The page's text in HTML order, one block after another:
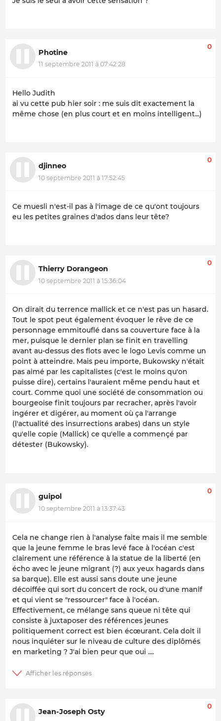
Photine
11 septembre 2011 à 07:42:28
0
Hello Judith
ai vu cette pub hier soir : me suis dit exactement la
même chose (en plus court et en moins intelligent...)
djinneo
10 septembre 2011 à 17:52:45
0
Ce muesli n'est-il pas à l'image de ce qu'ont toujours
eu les petites graines d'ados dans leur tête?
Thierry Dorangeon
10 septembre 2011 à 15:36:04
0
On dirait du terrence mallick et ce n'est pas un hasard.
Tout le spot peut également évoquer le rêve de ce
personnage emmitouflé dans sa couverture face à la
mer, puisque le dernier plan se finit en travelling
avant au-dessus des flots avec le logo Levis comme un
point à atteindre. Mais peu importe, Bukowsky n'était
pas aimé par les capitalistes (c'est le moins qu'on
puisse dire), certains l'auraient même pendu haut et
court. Comme quoi une société de consommation ou
bourgeoise finit toujours par recracher, après l'avoir
ingérer et digérer, au moment où ça l'arrange
(l'actualité des insurrections arabes) dans un style
qu'elle copie (Mallick) ce qu'elle a commençé par
détester (Bukowsky).
guipol
10 septembre 2011 à 13:37:43
0
Cela ne change rien à l'analyse faite mais il me semble
que la jeune femme le bras levé face à l'océan c'est
clairement une référence à la statue de la liberté (en
écho avec le jeune migrant (?) aux yeux hagards dans
sa barque). Elle est aussi sans doute une jeune
décoiffée qui sort du concert de rock, ou d'une manif
et qui vient se "ressourcer" face à l'océan.
Effectivement, ce mélange sans queue ni tête qui
consiste à juxtaposer des références jeunes
politiquement correct est bien écœurant. Cela doit il
nous inquiéter sur le niveau de culture des diplômés
en marketing ? J'ai bien peur que oui ....
Jean-Joseph Osty
0